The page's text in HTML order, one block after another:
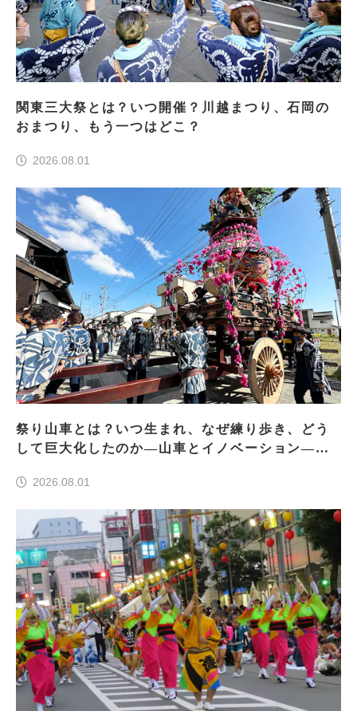
関東三大祭とは？いつ開催？川越まつり、石岡の
おまつり、もう一つはどこ？
2026.08.01
祭り山車とは？いつ生まれ、なぜ練り歩き、どう
して巨大化したのか―山車とイノベーション―＜
2026.08.01